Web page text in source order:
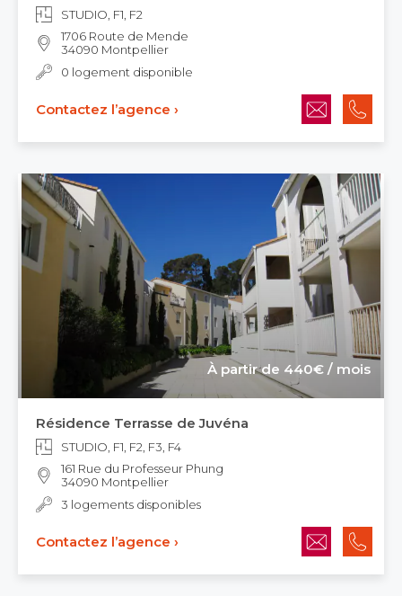
STUDIO, F1, F2
1706 Route de Mende
34090 Montpellier
0 logement disponible
Contactez l’agence ›
À partir de 440€ / mois
Résidence Terrasse de Juvéna
STUDIO, F1, F2, F3, F4
161 Rue du Professeur Phung
34090 Montpellier
3 logements disponibles
Contactez l’agence ›